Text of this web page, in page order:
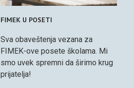
FIMEK U POSETI
Sva obaveštenja vezana za
FIMEK-ove posete školama. Mi
smo uvek spremni da širimo krug
prijatelja!